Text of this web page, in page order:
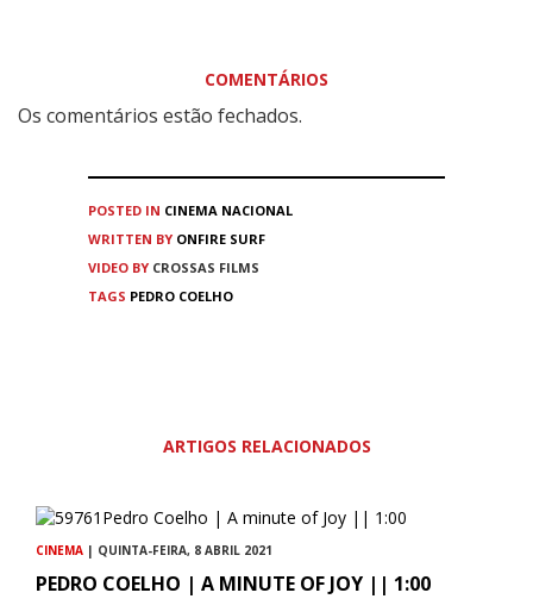
COMENTÁRIOS
Os comentários estão fechados.
POSTED IN CINEMA NACIONAL
WRITTEN BY ONFIRE SURF
VIDEO BY CROSSAS FILMS
TAGS PEDRO COELHO
ARTIGOS RELACIONADOS
CINEMA | QUINTA-FEIRA, 8 ABRIL 2021
PEDRO COELHO | A MINUTE OF JOY || 1:00